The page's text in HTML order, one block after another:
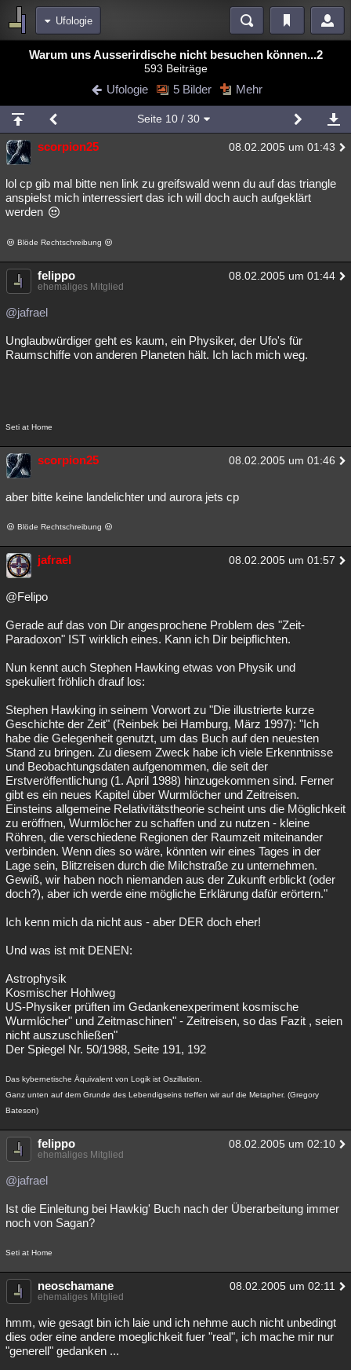
Ufologie
Bereiche
Blogs Videos
Chat Wiki Neuigkeiten
meine Rubriken
Menschen Wissenschaft Mystery Kriminalfälle
Spiritualität Verschwörungen Technologie Ufologie
Natur
Philosophie Träume Orte Esoterik Literatur
Astronomie Helpdesk
Musik
Übersichten
Warum uns Ausserirdische nicht besuchen können...2
593 Beiträge
Ufologie 5 Bilder Mehr
Seite 10/ 30
scorpion25 08.02.2005 um 01:43
lol cp gib mal bitte nen link zu greifswald wenn du auf das triangle
anspielst mich interressiert das ich will doch auch aufgeklärt
werden
Blöde Rechtschreibung
felippo 08.02.2005 um 01:44
ehemaliges Mitglied
@jafrael
Unglaubwürdiger geht es kaum, ein Physiker, der Ufo's für
Raumschiffe von anderen Planeten hält. Ich lach mich weg.
Seti at Home
scorpion25 08.02.2005 um 01:46
aber bitte keine landelichter und aurora jets cp
Blöde Rechtschreibung
jafrael 08.02.2005 um 01:57
@Felipo
Gerade auf das von Dir angesprochene Problem des "Zeit-
Paradoxon" IST wirklich eines. Kann ich Dir beipflichten.
Nun kennt auch Stephen Hawking etwas von Physik und
spekuliert fröhlich drauf los:
Stephen Hawking in seinem Vorwort zu "Die illustrierte kurze
Geschichte der Zeit" (Reinbek bei Hamburg, März 1997): "Ich
habe die Gelegenheit genutzt, um das Buch auf den neuesten
Stand zu bringen. Zu diesem Zweck habe ich viele Erkenntnisse
und Beobachtungsdaten aufgenommen, die seit der
Erstveröffentlichung (1. April 1988) hinzugekommen sind. Ferner
gibt es ein neues Kapitel über Wurmlöcher und Zeitreisen.
Einsteins allgemeine Relativitätstheorie scheint uns die Möglichkeit
zu eröffnen, Wurmlöcher zu schaffen und zu nutzen - kleine
Röhren, die verschiedene Regionen der Raumzeit miteinander
verbinden. Wenn dies so wäre, könnten wir eines Tages in der
Lage sein, Blitzreisen durch die Milchstraße zu unternehmen.
Gewiß, wir haben noch niemanden aus der Zukunft erblickt (oder
doch?), aber ich werde eine mögliche Erklärung dafür erörtern."
Ich kenn mich da nicht aus - aber DER doch eher!
Und was ist mit DENEN:
Astrophysik
Kosmischer Hohlweg
US-Physiker prüften im Gedankenexperiment kosmische
Wurmlöcher" und Zeitmaschinen" - Zeitreisen, so das Fazit , seien
nicht auszuschließen"
Der Spiegel Nr. 50/1988, Seite 191, 192
Das kybernetische Äquivalent von Logik ist Oszillation.
Ganz unten auf dem Grunde des Lebendigseins treffen wir auf die Metapher. (Gregory
Bateson)
felippo 08.02.2005 um 02:10
ehemaliges Mitglied
@jafrael
Ist die Einleitung bei Hawkig' Buch nach der Überarbeitung immer
noch von Sagan?
Seti at Home
neoschamane 08.02.2005 um 02:11
ehemaliges Mitglied
hmm, wie gesagt bin ich laie und ich nehme auch nicht unbedingt
dies oder eine andere moeglichkeit fuer "real", ich mache mir nur
"generell" gedanken ...